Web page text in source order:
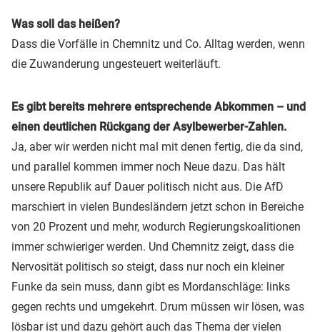
Was soll das heißen?
Dass die Vorfälle in Chemnitz und Co. Alltag werden, wenn
die Zuwanderung ungesteuert weiterläuft.
Es gibt bereits mehrere entsprechende Abkommen – und
einen deutlichen Rückgang der Asylbewerber-Zahlen.
Ja, aber wir werden nicht mal mit denen fertig, die da sind,
und parallel kommen immer noch Neue dazu. Das hält
unsere Republik auf Dauer politisch nicht aus. Die AfD
marschiert in vielen Bundesländern jetzt schon in Bereiche
von 20 Prozent und mehr, wodurch Regierungskoalitionen
immer schwieriger werden. Und Chemnitz zeigt, dass die
Nervosität politisch so steigt, dass nur noch ein kleiner
Funke da sein muss, dann gibt es Mordanschläge: links
gegen rechts und umgekehrt. Drum müssen wir lösen, was
lösbar ist und dazu gehört auch das Thema der vielen